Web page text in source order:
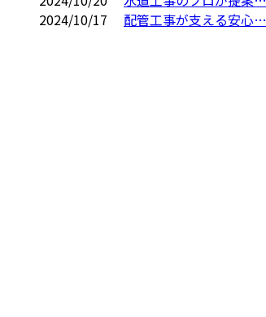
2024/10/17
配管工事が支える安心…